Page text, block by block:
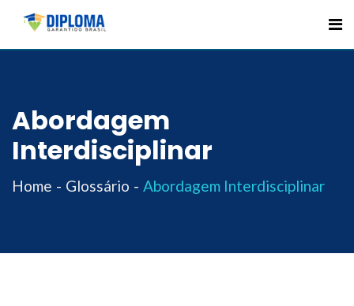
Skip
Abordagem
Interdisciplinar
Home Glossário Abordagem Interdisciplinar